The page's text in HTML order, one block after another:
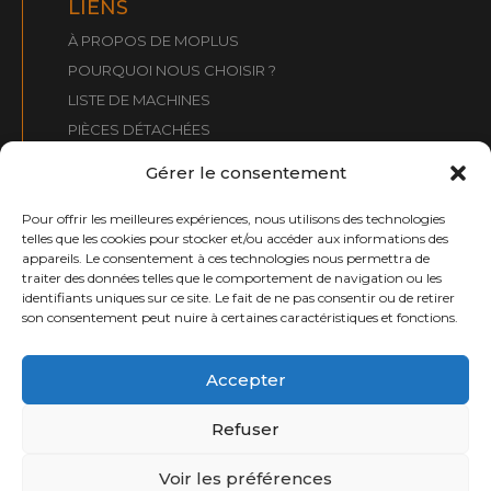
Gérer le consentement
Pour offrir les meilleures expériences, nous utilisons des technologies
telles que les cookies pour stocker et/ou accéder aux informations des
appareils. Le consentement à ces technologies nous permettra de
traiter des données telles que le comportement de navigation ou les
identifiants uniques sur ce site. Le fait de ne pas consentir ou de retirer
son consentement peut nuire à certaines caractéristiques et fonctions.
Accepter
Refuser
Voir les préférences
LIENS
À PROPOS DE MOPLUS
POURQUOI NOUS CHOISIR ?
LISTE DE MACHINES
PIÈCES DÉTACHÉES
CONTACT :
info@moplusmaquinaria.com
+34 661 031 099
Copyright 2026 © Page conçue parBarbitania